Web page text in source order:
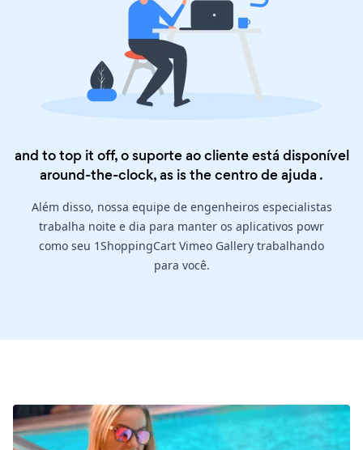
and to top it off, o suporte ao cliente está disponível
around-the-clock, as is thecentro de ajuda .
Além disso, nossa equipe de engenheiros especialistas
trabalha noite e dia para manter os aplicativos powr
como seu 1ShoppingCart Vimeo Gallery trabalhando
para você.